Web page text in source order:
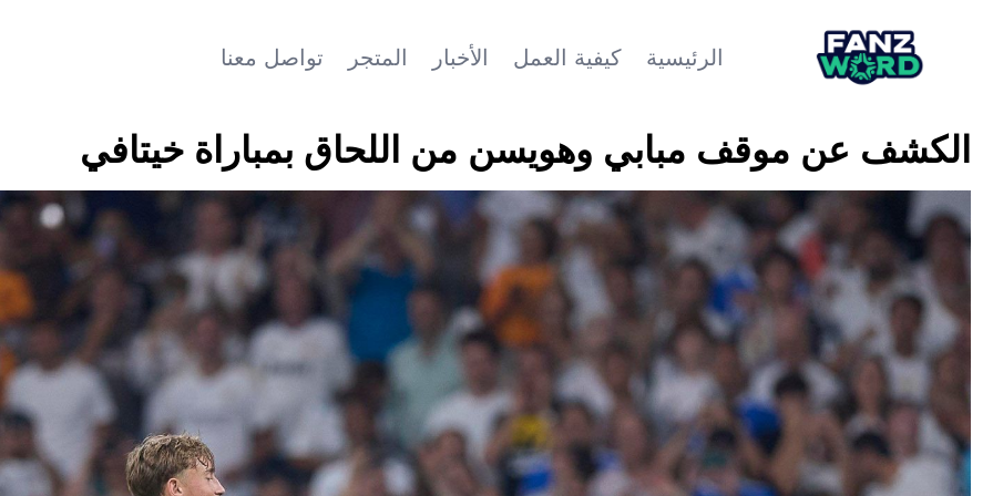
الرئيسية كيفية العمل الأخبار المتجر تواصل معنا
الكشف عن موقف مبابي وهويسن من اللحاق بمباراة خيتافي